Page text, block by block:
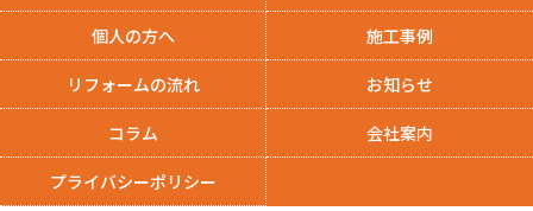
個人の方へ 施工事例
リフォームの流れ お知らせ
コラム 会社案内
プライバシーポリシー